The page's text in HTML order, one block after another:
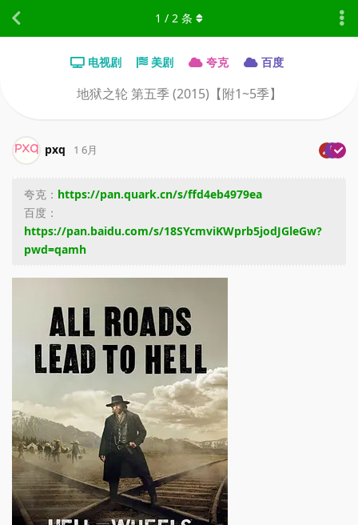
电视剧 美剧 夸克 百度
地狱之轮 第五季 (2015)【附1~5季】
1 / 2 条
pxq 1 6月
夸克： https://pan.quark.cn/s/ffd4eb4979ea
百度：
https://pan.baidu.com/s/18SYcmviKWprb5jodJGleGw?
pwd=qamh